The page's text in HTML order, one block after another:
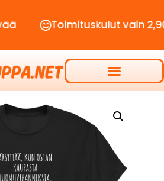
Toimituskulut vain 2,90€